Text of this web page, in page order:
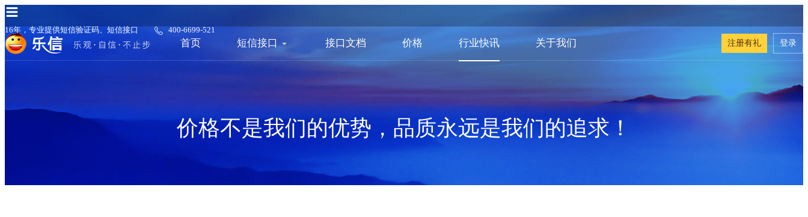
16年，专业提供短信验证码、短信接口 400-6699-521
首页 短信接口 接口文档 价格 行业快讯 关于我们 注册有礼 登录
价格不是我们的优势，品质永远是我们的追求！